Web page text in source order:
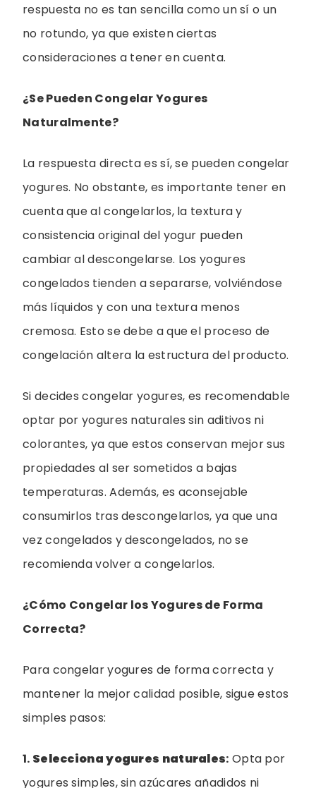
respuesta no es tan sencilla como un sí o un
no rotundo, ya que existen ciertas
consideraciones a tener en cuenta.
¿Se Pueden Congelar Yogures
Naturalmente?
La respuesta directa es sí, se pueden congelar
yogures. No obstante, es importante tener en
cuenta que al congelarlos, la textura y
consistencia original del yogur pueden
cambiar al descongelarse. Los yogures
congelados tienden a separarse, volviéndose
más líquidos y con una textura menos
cremosa. Esto se debe a que el proceso de
congelación altera la estructura del producto.
Si decides congelar yogures, es recomendable
optar por yogures naturales sin aditivos ni
colorantes, ya que estos conservan mejor sus
propiedades al ser sometidos a bajas
temperaturas. Además, es aconsejable
consumirlos tras descongelarlos, ya que una
vez congelados y descongelados, no se
recomienda volver a congelarlos.
¿Cómo Congelar los Yogures de Forma
Correcta?
Para congelar yogures de forma correcta y
mantener la mejor calidad posible, sigue estos
simples pasos:
1. Selecciona yogures naturales: Opta por
yogures simples, sin azúcares añadidos ni